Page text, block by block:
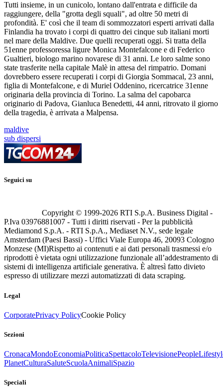
Tutti insieme, in un cunicolo, lontano dall'entrata e difficile da
raggiungere, della "grotta degli squali", ad oltre 50 metri di
profondità. E' così che il team di sommozzatori esperti arrivati dalla
Finlandia ha trovato i corpi di quattro dei cinque sub italiani morti
nel mare della Maldive. Due quelli recuperati oggi. Si tratta della
51enne professoressa ligure Monica Montefalcone e di Federico
Gualtieri, biologo marino novarese di 31 anni. Le loro salme sono
state trasferite nella capitale Malè in attesa del rimpatrio. Domani
dovrebbero essere recuperati i corpi di Giorgia Sommacal, 23 anni,
figlia di Montefalcone, e di Muriel Oddenino, ricercatrice 31enne
originaria della provincia di Torino. La salma del capobarca
originario di Padova, Gianluca Benedetti, 44 anni, ritrovato il giorno
della tragedia, è arrivata a Malpensa.
maldive
sub dispersi
Seguici su
Copyright © 1999-2026 RTI S.p.A. Business Digital -
P.Iva 03976881007 - Tutti i diritti riservati - Per la pubblicità
Mediamond S.p.A. - RTI S.p.A., Mediaset N.V., sede legale
Amsterdam (Paesi Bassi) - Uffici Viale Europa 46, 20093 Cologno
Monzese (MI)Rispetto ai contenuti e ai dati personali trasmessi e/o
riprodotti è vietata ogni utilizzazione funzionale all’addestramento di
sistemi di intelligenza artificiale generativa. È altresì fatto divieto
espresso di utilizzare mezzi automatizzati di data scraping.
Legal
CorporatePrivacy PolicyCookie Policy
Sezioni
CronacaMondoEconomiaPoliticaSpettacoloTelevisionePeople
PlanetCulturaSaluteScuolaAnimaliSpazio
Speciali